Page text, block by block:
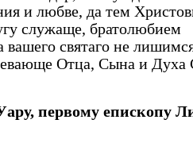
и любве, да тем
служаще, братолюбием
вашего святаго не
Отца, Сына и Духа
первому епископу